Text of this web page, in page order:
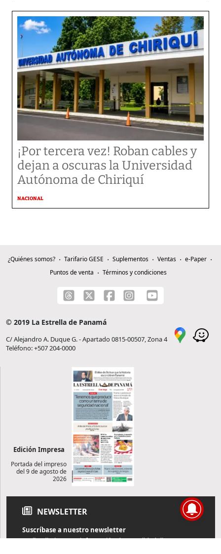
¡Por tercera vez! Roban cables y
dejan a oscuras la Universidad
Autónoma de Chiriquí
NACIONAL
¿Quiénes somos? Tarifario GESE Suplementos Ventas
e-Paper
Puntos de venta
Términos y condiciones
© 2019 La Estrella de Panamá
C/ Alejandro A. Duque G. - Apartado 0815-00507, Zona 4
Teléfono: +507 204-0000
Edición Impresa
Portada del impreso
del 9 de agosto de
2026
NEWSLETTER
Suscríbase a nuestro newsletter
Reciba diariamente información de actualidad directamente en